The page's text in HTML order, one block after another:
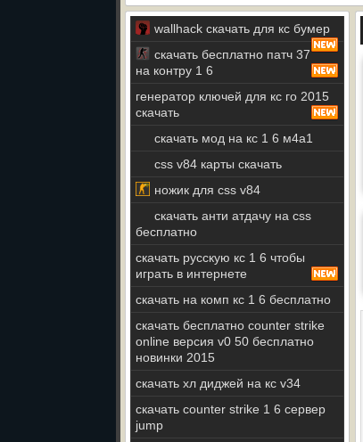
wallhack скачать для кс бумер
скачать бесплатно патч 37
на контру 1 6
генератор ключей для кс го 2015
скачать
скачать мод на кс 1 6 м4а1
css v84 карты скачать
ножик для css v84
скачать анти атдачу на css
бесплатно
скачать русскую кс 1 6 чтобы
играть в интернете
скачать на комп кс 1 6 бесплатно
скачать бесплатно counter strike
online версия v0 50 бесплатно
новинки 2015
скачать хл диджей на кс v34
скачать counter strike 1 6 сервер
jump